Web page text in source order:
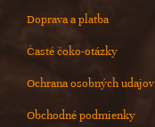
Doprava a platba
Časté čoko-otázky
Ochrana osobných udajov
Obchodné podmienky